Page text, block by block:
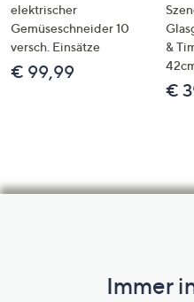
elektrischer
Gemüseschneider 10
versch. Einsätze
€ 99,99
&
€
Immer